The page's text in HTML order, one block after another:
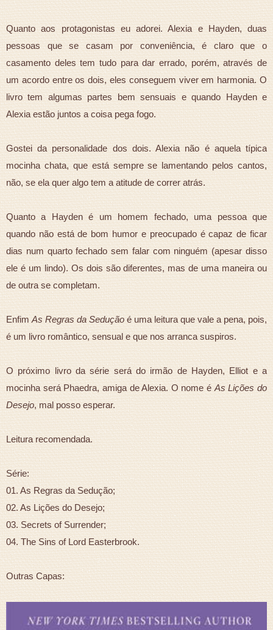
Quanto aos protagonistas eu adorei. Alexia e Hayden, duas
pessoas que se casam por conveniência, é claro que o
casamento deles tem tudo para dar errado, porém, através de
um acordo entre os dois, eles conseguem viver em harmonia. O
livro tem algumas partes bem sensuais e quando Hayden e
Alexia estão juntos a coisa pega fogo.
Gostei da personalidade dos dois. Alexia não é aquela típica
mocinha chata, que está sempre se lamentando pelos cantos,
não, se ela quer algo tem a atitude de correr atrás.
Quanto a Hayden é um homem fechado, uma pessoa que
quando não está de bom humor e preocupado é capaz de ficar
dias num quarto fechado sem falar com ninguém (apesar disso
ele é um lindo). Os dois são diferentes, mas de uma maneira ou
de outra se completam.
Enfim As Regras da Seduçãoé uma leitura que vale a pena, pois,
é um livro romântico, sensual e que nos arranca suspiros.
O próximo livro da série será do irmão de Hayden, Elliot e a
mocinha será Phaedra, amiga de Alexia. O nome éAs Lições do
Desejo, mal posso esperar.
Leitura recomendada.
Série:
01. As Regras da Sedução;
02. As Lições do Desejo;
03. Secrets of Surrender;
04. The Sins of Lord Easterbrook.
Outras Capas: